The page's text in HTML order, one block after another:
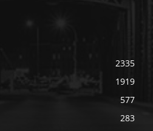
2335
1919
577
283